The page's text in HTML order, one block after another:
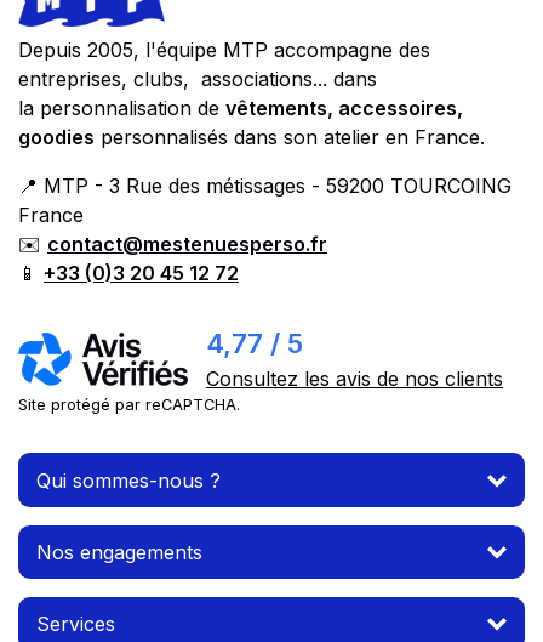
Depuis 2005, l'équipe MTP accompagne des
entreprises, clubs, associations... dans
la personnalisation de vêtements, accessoires,
goodies personnalisés dans son atelier en France.
📍 MTP - 3 Rue des métissages - 59200 TOURCOING
France
✉️ contact@mestenuesperso.fr
📱 +33 (0)3 20 45 12 72
4,77 / 5
Consultez les avis de nos clients
Site protégé par reCAPTCHA.
Qui sommes-nous ?
Nos engagements
Services